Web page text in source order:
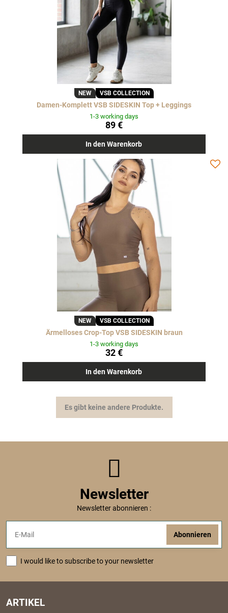
NEW VSB COLLECTION
Damen-Komplett VSB SIDESKIN Top + Leggings
1-3 working days
89 €
In den Warenkorb
NEW VSB COLLECTION
Ärmelloses Crop-Top VSB SIDESKIN braun
1-3 working days
32 €
In den Warenkorb
Es gibt keine andere Produkte.
Newsletter
Newsletter abonnieren :
Abonnieren
I would like to subscribe to your newsletter
ARTIKEL